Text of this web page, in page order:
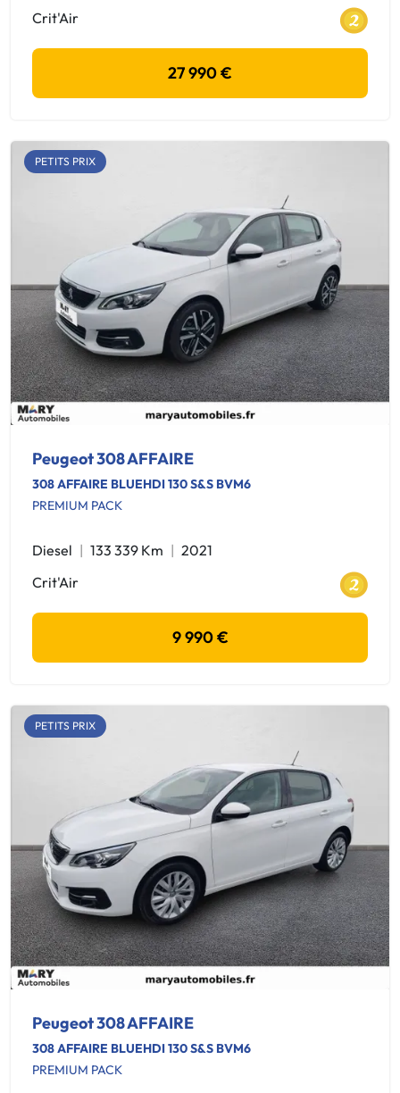
Crit'Air
27 990 €
PETITS PRIX
Peugeot 308 AFFAIRE
308 AFFAIRE BLUEHDI 130 S&S BVM6
PREMIUM PACK
Diesel 133 339 Km
2021
Crit'Air
9 990 €
PETITS PRIX
Peugeot 308 AFFAIRE
308 AFFAIRE BLUEHDI 130 S&S BVM6
PREMIUM PACK